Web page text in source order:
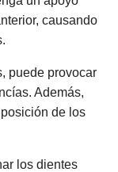
causando
puede provocar
Además,
de los
los dientes